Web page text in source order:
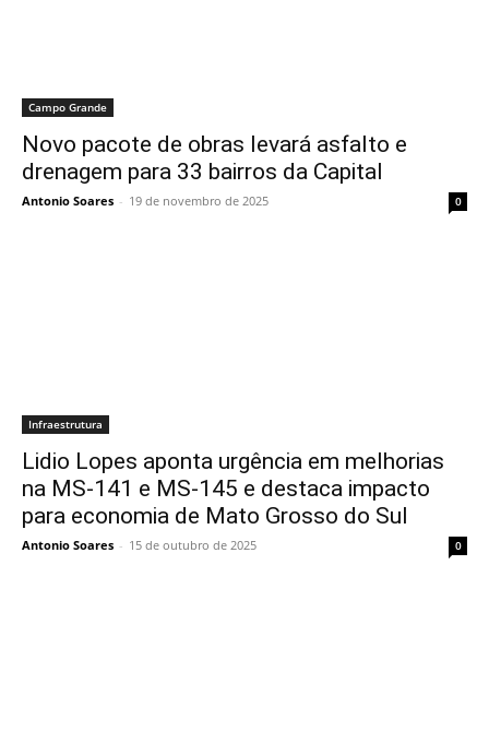
Campo Grande
Novo pacote de obras levará asfalto e
drenagem para 33 bairros da Capital
Antonio Soares - 19 de novembro de 2025 0
Infraestrutura
Lidio Lopes aponta urgência em melhorias
na MS-141 e MS-145 e destaca impacto
para economia de Mato Grosso do Sul
Antonio Soares - 15 de outubro de 2025 0